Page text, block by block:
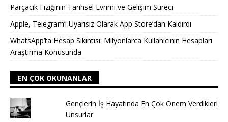
Parçacık Fiziğinin Tarihsel Evrimi ve Gelişim Süreci
Apple, Telegram’ı Uyarısız Olarak App Store’dan Kaldırdı
WhatsApp’ta Hesap Sıkıntısı: Milyonlarca Kullanıcının Hesapları
Araştırma Konusunda
EN ÇOK OKUNANLAR
Gençlerin İş Hayatında En Çok Önem Verdikleri
Unsurlar